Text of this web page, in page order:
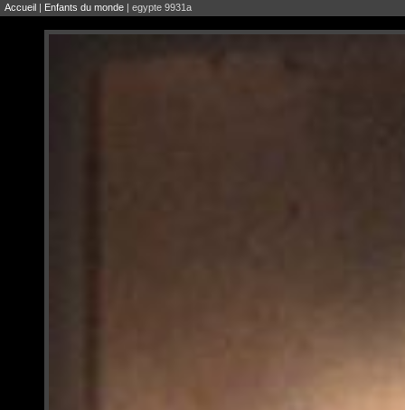
Accueil | Enfants du monde | egypte 9931a